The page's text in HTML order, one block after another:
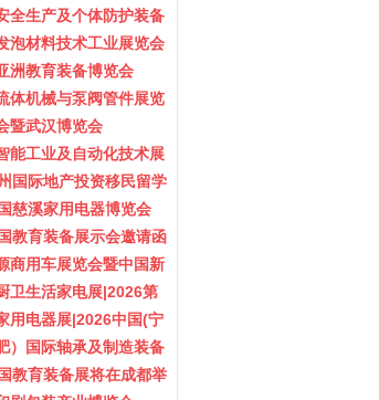
全生产及个体防护装备
泡材料技术工业展览会
洲教育装备博览会
体机械与泵阀管件展览
暨武汉博览会
能工业及自动化技术展
国际地产投资移民留学
慈溪家用电器博览会
教育装备展示会邀请函
商用车展览会暨中国新
发展与产业融合大会
卫生活家电展|2026第
易会（中山家电展）
用电器展|2026中国(宁
品及家用电器博览会
）国际轴承及制造装备
教育装备展将在成都举